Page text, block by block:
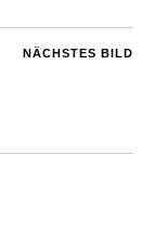
NÄCHSTES BILD